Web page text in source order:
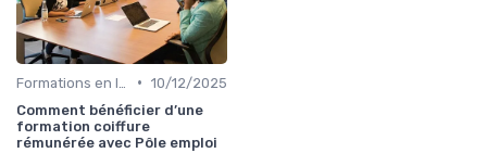
• 10/12/2025
Comment bénéficier d’une
formation coiffure
rémunérée avec Pôle emploi